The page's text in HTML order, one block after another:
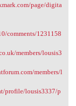
page/digita
comments/1231158
members/lousis3
members/l
profile/lousis3337/p